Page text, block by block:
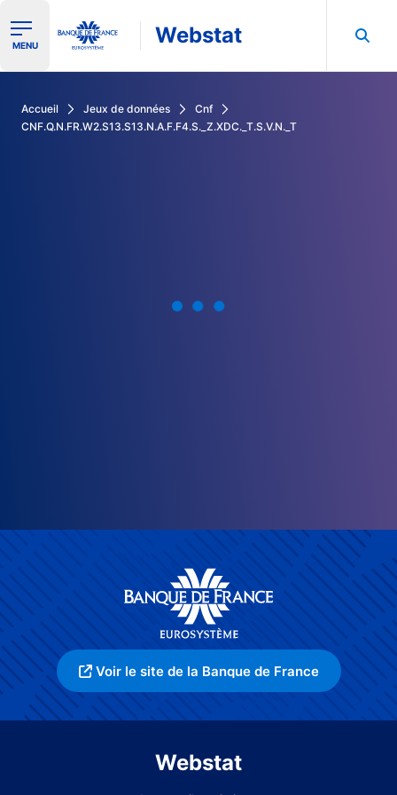
Ouvrir le menu de navigation
MENU Webstat
Accueil Jeux de données
Cnf
CNF.Q.N.FR.W2.S13.S13.N.A.F.F4.S._Z.XDC._T.S.V.N._T
Voir le site de la Banque de France
Webstat